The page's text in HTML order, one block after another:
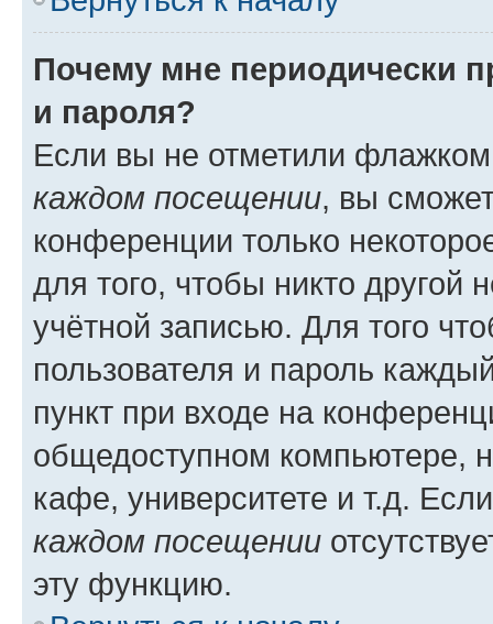
Почему мне периодически
и пароля?
Если вы не отметили
каждом посещении, вы
конференции только
для того, чтобы никто другой
учётной записью. Для того
пользователя и пароль
пункт при входе на
общедоступном компьютере,
кафе, университете и т.д.
каждом посещении
эту функцию.